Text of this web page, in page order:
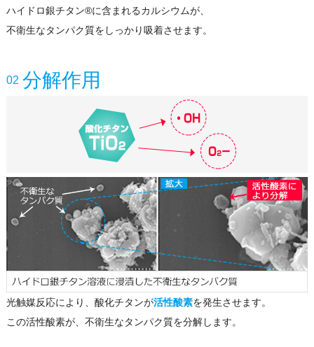
ハイドロ銀チタン®に含まれるカルシウムが、
不衛生なタンパク質をしっかり吸着させます。
02 分解作用
光触媒反応により、酸化チタンが活性酸素を発生させます。
この活性酸素が、不衛生なタンパク質を分解します。